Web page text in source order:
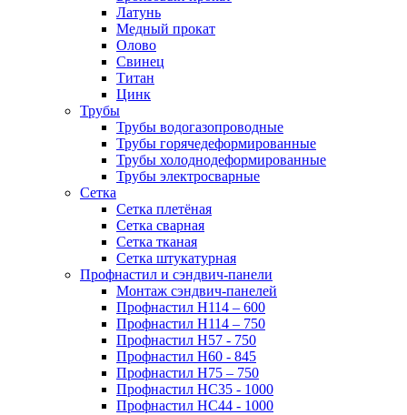
Латунь
Медный прокат
Олово
Свинец
Титан
Цинк
Трубы
Трубы водогазопроводные
Трубы горячедеформированные
Трубы холоднодеформированные
Трубы электросварные
Сетка
Сетка плетёная
Сетка сварная
Сетка тканая
Сетка штукатурная
Профнастил и сэндвич-панели
Монтаж сэндвич-панелей
Профнастил Н114 – 600
Профнастил Н114 – 750
Профнастил Н57 - 750
Профнастил Н60 - 845
Профнастил Н75 – 750
Профнастил НС35 - 1000
Профнастил НС44 - 1000